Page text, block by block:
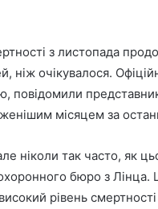
з листопада
очікувалося.
місяцем за
ніколи так часто, як
бюро з Лінца.
рівень